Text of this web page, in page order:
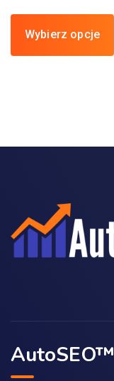
Wybierz opcje
AutoSEO™